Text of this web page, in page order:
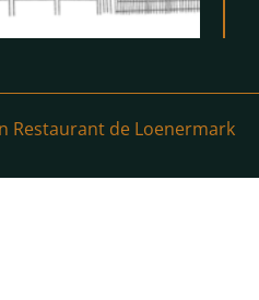
Restaurant de Loenermark